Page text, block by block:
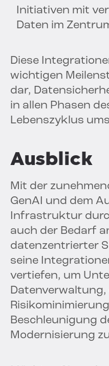
Initiativen mit
Daten im
Diese
wichtigen
dar,
in allen Phasen
Lebenszyklus
Ausblick
Mit der
GenAI und dem
Infrastruktur
auch der Bedarf
datenzentrierter
seine
vertiefen, um
Datenverwaltung,
Beschleunigung
Modernisierung